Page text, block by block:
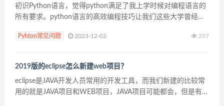
初识Python语言，觉得python满足了我上学时候对编程语言的
所有要求。python语言的高效编程技巧让我们这些大学曾经苦
高级语言，如果做不到这样，还扯啥高级...
Pyhton常见问题 2023-12-02 297
2019版的eclipse怎么新建web项目？
eclipse是JAVA开发人员常用的开发工具，而我们新建的比较常
用的就是JAVA项目和WEB项目，JAVA项目可能都会，但是有些